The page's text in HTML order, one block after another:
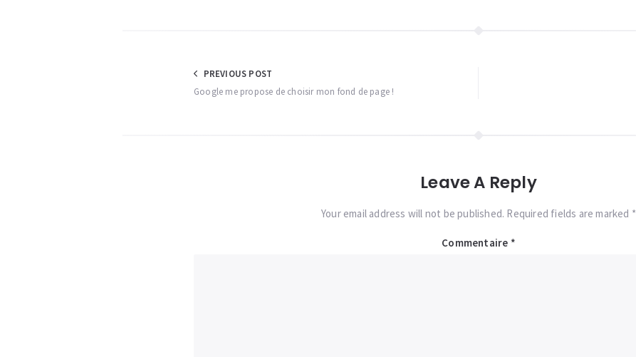
Navigation
de
PREVIOUS POST
Google me propose de choisir mon fond de page !
Leave A Reply
Your email address will not be published. Required fields are marked *
Commentaire *